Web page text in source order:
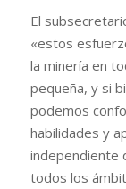
El
«estos
la minería en
pequeña, y si
podemos
habilidades y
independiente
todos los